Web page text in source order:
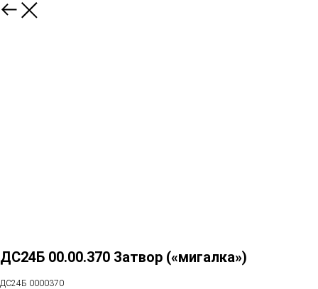
ДС24Б 00.00.370 Затвор («мигалка»)
ДС24Б 0000370